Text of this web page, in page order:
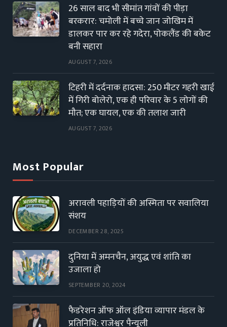
26 साल बाद भी सीमांत गांवों की पीड़ा
बरकरार: चमोली में बच्चे जान जोखिम में
डालकर पार कर रहे गदेरा, पोकलैंड की बकेट
बनी सहारा
AUGUST 7, 2026
टिहरी में दर्दनाक हादसा: 250 मीटर गहरी खाई
में गिरी बोलेरो, एक ही परिवार के 5 लोगों की
मौत; एक घायल, एक की तलाश जारी
AUGUST 7, 2026
Most Popular
अरावली पहाड़ियों की अस्मिता पर सवालिया
संशय
DECEMBER 28, 2025
दुनिया में अमनचैन, अयुद्ध एवं शांति का
उजाला हो
SEPTEMBER 20, 2024
फैडरेशन ऑफ ऑल इंडिया व्यापार मंडल के
प्रतिनिधि: राजेश्वर पैन्यूली